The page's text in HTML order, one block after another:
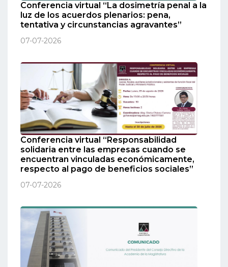
Conferencia virtual “La dosimetría penal a la
luz de los acuerdos plenarios: pena,
tentativa y circunstancias agravantes”
07-07-2026
Conferencia virtual “Responsabilidad
solidaria entre las empresas cuando se
encuentran vinculadas económicamente,
respecto al pago de beneficios sociales”
07-07-2026